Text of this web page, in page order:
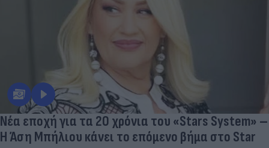
Νέα εποχή για τα 20 χρόνια του «Stars System» –
Η Άση Μπήλιου κάνει το επόμενο βήμα στο Star